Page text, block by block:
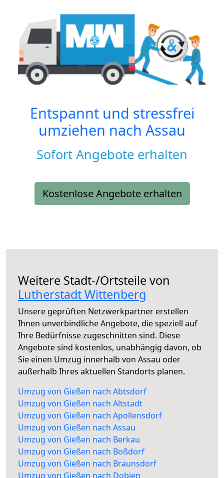
Entspannt und stressfrei
umziehen nach Assau
Sofort Angebote erhalten
Kostenlose Angebote erhalten
Weitere Stadt-/Ortsteile von
Lutherstadt Wittenberg
Unsere geprüften Netzwerkpartner erstellen
Ihnen unverbindliche Angebote, die speziell auf
Ihre Bedürfnisse zugeschnitten sind. Diese
Angebote sind kostenlos, unabhängig davon, ob
Sie einen Umzug innerhalb von Assau oder
außerhalb Ihres aktuellen Standorts planen.
Umzug von Gießen nach Abtsdorf
Umzug von Gießen nach Altstadt
Umzug von Gießen nach Apollensdorf
Umzug von Gießen nach Assau
Umzug von Gießen nach Berkau
Umzug von Gießen nach Boßdorf
Umzug von Gießen nach Braunsdorf
Umzug von Gießen nach Dobien